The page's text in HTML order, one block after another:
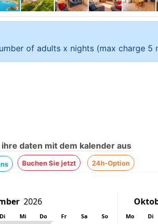
of adults x nights (max charge 5
ihre daten mit dem kalender aus
Buchen Sie jetzt 24h-Option
Di Mi Do Fr Sa So Mo Di